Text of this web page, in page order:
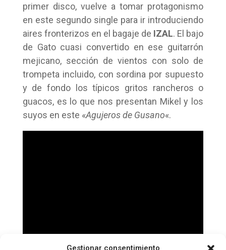
Gestionar consentimiento
primer disco, vuelve a tomar protagonismo
en este segundo single para ir introduciendo
aires fronterizos en el bagaje de IZAL. El bajo
de Gato cuasi convertido en ese guitarrón
mejicano, sección de vientos con solo de
trompeta incluido, con sordina por supuesto
y de fondo los típicos gritos rancheros o
guacos, es lo que nos presentan Mikel y los
suyos en este «Agujeros de Gusano«.